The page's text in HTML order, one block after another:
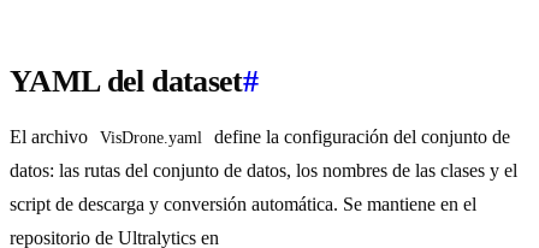
YAML del dataset#
El archivo VisDrone.yaml
define la configuración del conjunto de
datos: las rutas del conjunto de datos, los nombres de las clases y el
script de descarga y conversión automática. Se mantiene en el
repositorio de Ultralytics en